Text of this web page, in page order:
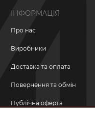
ІНФОРМАЦІЯ
Про нас
Виробники
Доставка та оплата
Повернення та обмін
Публічна оферта